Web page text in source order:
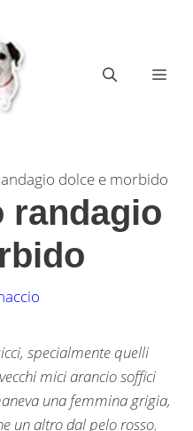
dolce e morbido
randagio
specialmente quelli
mici arancio soffici
una femmina grigia,
un altro dal pelo rosso.